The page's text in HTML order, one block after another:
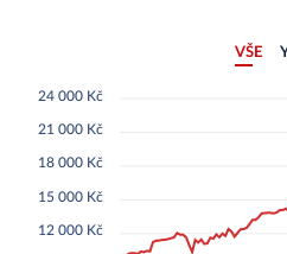
FONDY
VŠE
24 000 Kč
21 000 Kč
18 000 Kč
15 000 Kč
12 000 Kč